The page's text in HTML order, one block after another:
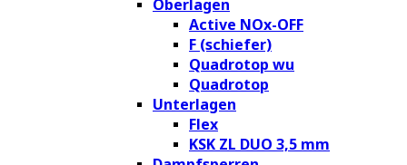
Oberlagen
Active NOx-OFF
F (schiefer)
Quadrotop wu
Quadrotop
Unterlagen
Flex
KSK ZL DUO 3,5 mm